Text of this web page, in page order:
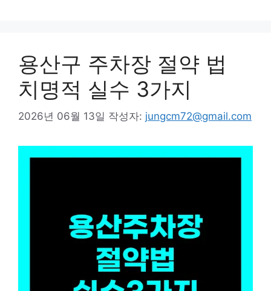
용산구 주차장 절약 법
치명적 실수 3가지
2026년 06월 13일 작성자: jungcm72@gmail.com